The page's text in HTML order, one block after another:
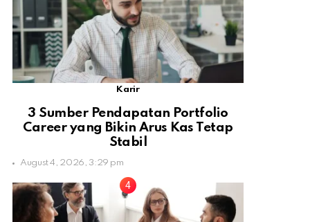
Karir
3 Sumber Pendapatan Portfolio
Career yang Bikin Arus Kas Tetap
Stabil
August 4, 2026, 3:29 pm